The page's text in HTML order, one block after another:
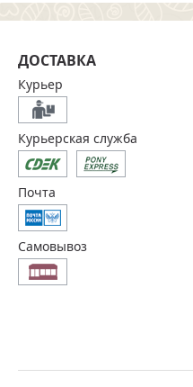
ДОСТАВКА
Курьер
Курьерская служба
Почта
Самовывоз